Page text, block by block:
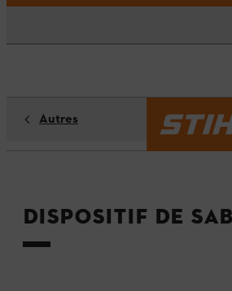
Autres
Dispositif de